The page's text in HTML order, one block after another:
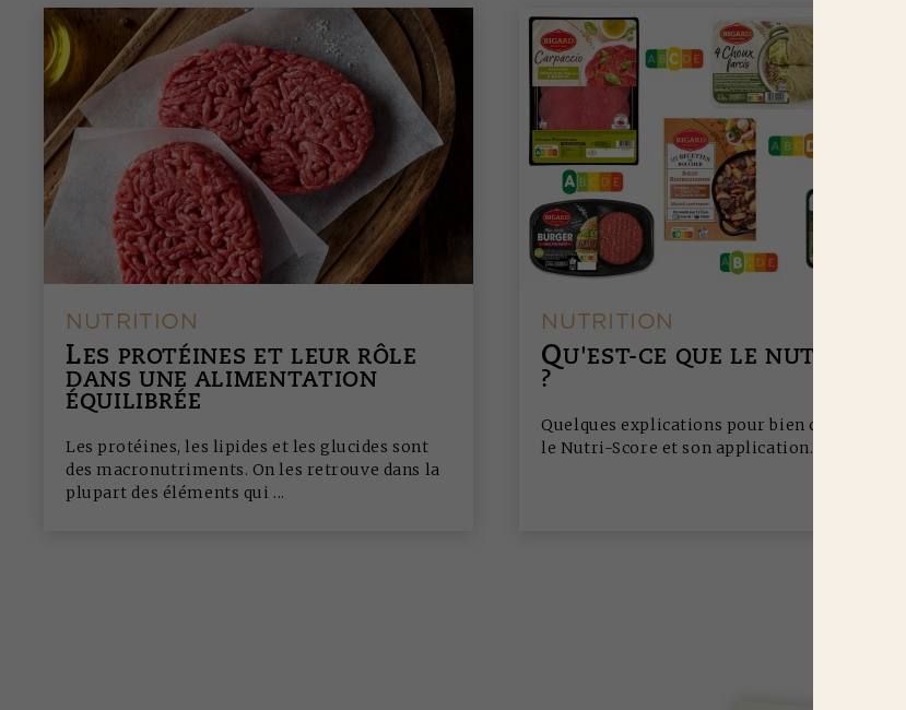
NUTRITION
LES PROTÉINES ET LEUR RÔLE
DANS UNE ALIMENTATION
ÉQUILIBRÉE
Les protéines, les lipides et les glucides sont
des macronutriments. On les retrouve dans la
plupart des éléments qui ...
NUTRITION
QU'EST-CE QUE LE NUTRISCORE
?
Quelques explications pour bien comprendre
le Nutri-Score et son application.